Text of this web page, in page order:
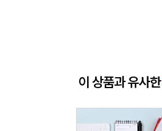
이 상품과 유사한